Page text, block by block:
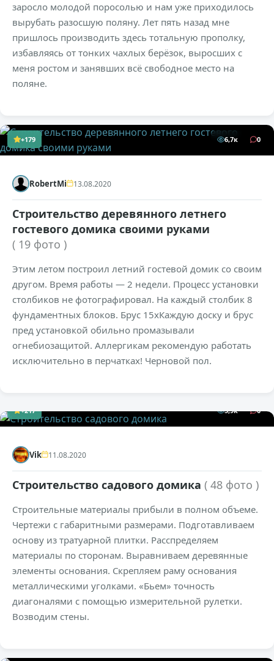
заросло молодой поросолью и нам уже приходилось
вырубать разосшую поляну. Лет пять назад мне
пришлось производить здесь тотальную прополку,
избавляясь от тонких чахлых берёзок, выросших с
меня ростом и занявших всё свободное место на
поляне.
+179 6,7к 0
RobertMi 13.08.2020
Строительство деревянного летнего
гостевого домика своими руками
( 19 фото )
Этим летом построил летний гостевой домик со своим
другом. Время работы — 2 недели. Процесс установки
столбиков не фотографировал. На каждый столбик 8
фундаментных блоков. Брус 15хКаждую доску и брус
пред установкой обильно промазывали
огнебиозащитой. Аллергикам рекомендую работать
исключительно в перчатках! Черновой пол.
+217 5,9к 0
Vik 11.08.2020
Строительство садового домика ( 48 фото )
Строительные материалы прибыли в полном объеме.
Чертежи с габаритными размерами. Подготавливаем
основу из тратуарной плитки. Расспределяем
материалы по сторонам. Выравниваем деревянные
элементы основания. Скрепляем раму основания
металлическими уголками. «Бьем» точность
диагоналями с помощью измерительной рулетки.
Возводим стены.